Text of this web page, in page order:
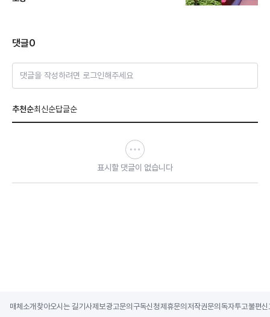
댓글0
댓글을 작성하려면 로그인해주세요
추천순최신순답글순
표시할 댓글이 없습니다
매체소개 찾아오시는 길기사제보광고문의 구독신청제휴문의 저작권문의 독자투고불편신